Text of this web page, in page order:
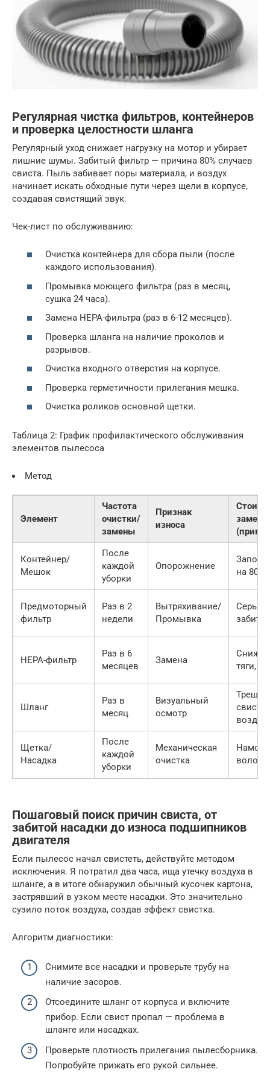
Регулярная чистка фильтров, контейнеров
и проверка целостности шланга
Регулярный уход снижает нагрузку на мотор и убирает
лишние шумы. Забитый фильтр — причина 80% случаев
свиста. Пыль забивает поры материала, и воздух
начинает искать обходные пути через щели в корпусе,
создавая свистящий звук.
Чек-лист по обслуживанию:
Очистка контейнера для сбора пыли (после
каждого использования).
Промывка моющего фильтра (раз в месяц,
сушка 24 часа).
Замена HEPA-фильтра (раз в 6-12 месяцев).
Проверка шланга на наличие проколов и
разрывов.
Очистка входного отверстия на корпусе.
Проверка герметичности прилегания мешка.
Очистка роликов основной щетки.
Таблица 2: График профилактического обслуживания
элементов пылесоса
Метод
Элемент
Частота
очистки/
замены
Признак
износа
замены
Контейнер/
Мешок
После
каждой
уборки
Опорожнение
на 80%
Предмоторный
фильтр
Раз в 2
недели
Вытряхивание/
Промывка
Серый
HEPA-фильтр
Раз в 6
месяцев
Замена
тяги,
Шланг
Раз в
месяц
Визуальный
осмотр
свист
воздуха
Щетка/
Насадка
После
каждой
уборки
Механическая
очистка
волосы
Пошаговый поиск причин свиста, от
забитой насадки до износа подшипников
двигателя
Если пылесос начал свистеть, действуйте методом
исключения. Я потратил два часа, ища утечку воздуха в
шланге, а в итоге обнаружил обычный кусочек картона,
застрявший в узком месте насадки. Это значительно
сузило поток воздуха, создав эффект свистка.
Алгоритм диагностики:
Снимите все насадки и проверьте трубу на
наличие засоров.
Отсоедините шланг от корпуса и включите
прибор. Если свист пропал — проблема в
шланге или насадках.
Проверьте плотность прилегания пылесборника.
Попробуйте прижать его рукой сильнее.